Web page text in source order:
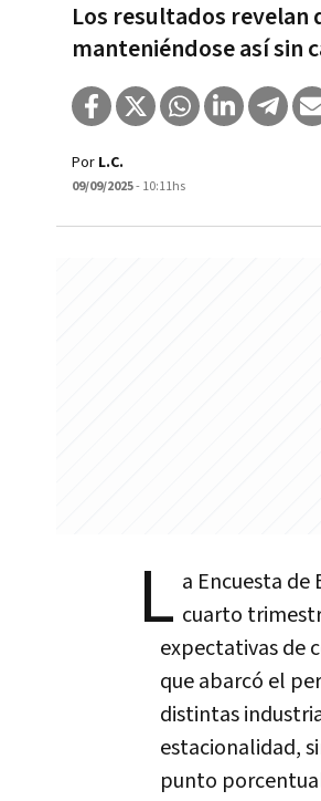
Los resultados revelan
manteniéndose así sin
Por L.C.
09/09/2025- 10:11hs
L a Encuesta de
cuarto
expectativas de
que abarcó el
distintas
estacionalidad,
punto